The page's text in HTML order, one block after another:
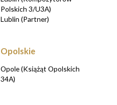
Polskich 3/U3A)
Lublin (Partner)
Opolskie
Opole (Książąt Opolskich
34A)